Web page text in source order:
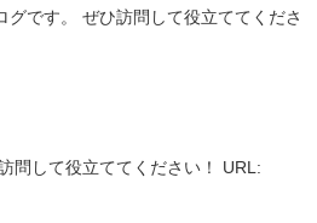
グです。 ぜひ訪問して役立ててくださ
問して役立ててください！ URL: